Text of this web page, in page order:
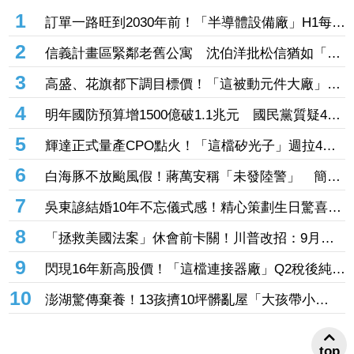
1
訂單一路旺到2030年前！「半導體設備廠」H1每股
賺27.27元創同期新高 連4季賺逾一個股本
2
信義計畫區緊鄰老舊公寓 沈伯洋批松信猶如「兩
個世界」
3
高盛、花旗都下調目標價！「這被動元件大廠」股
價腰斬人心惶惶 專家逆勢喊安：兩家外資都沒看
衰它
4
明年國防預算增1500億破1.1兆元 國民黨質疑400
億無人機硬要編特別預算「刷卡換現金」
5
輝達正式量產CPO點火！「這檔矽光子」週拉4根
漲停 啖1.6T、3.2T大餅EPS上看17元
6
白海豚不放颱風假！蔣萬安稱「未發陸警」 簡舒
培轟雙標：巴威當時也沒有
7
吳東諺結婚10年不忘儀式感！精心策劃生日驚喜
還主動帶娃羨煞人妻女星
8
「拯救美國法案」休會前卡關！川普改招：9月併
入軍費預算案
9
閃現16年新高股價！「這檔連接器廠」Q2稅後純益
突破2億元 公司展望轉型有成、獲利再提升
10
澎湖驚傳棄養！13孩擠10坪髒亂屋「大孩帶小
孩」 父母帶走補助金離家8個月
top